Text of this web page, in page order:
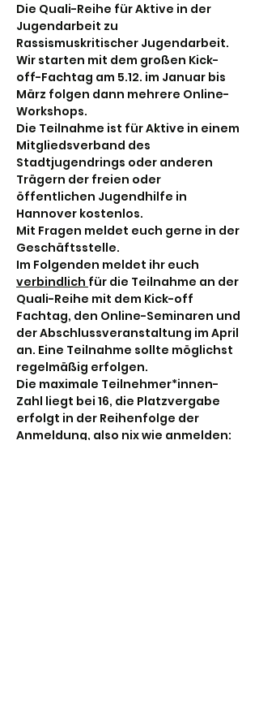
Die Quali-Reihe für Aktive in der
Jugendarbeit zu
Rassismuskritischer Jugendarbeit.
Wir starten mit dem großen Kick-
off-Fachtag am 5.12. im Januar bis
März folgen dann mehrere Online-
Workshops.
Die Teilnahme ist für Aktive in einem
Mitgliedsverband des
Stadtjugendrings oder anderen
Trägern der freien oder
öffentlichen Jugendhilfe in
Hannover kostenlos.
Mit Fragen meldet euch gerne in der
Geschäftsstelle.
Im Folgenden meldet ihr euch
verbindlich für die Teilnahme an der
Quali-Reihe mit dem Kick-off
Fachtag, den Online-Seminaren und
der Abschlussveranstaltung im April
an. Eine Teilnahme sollte möglichst
regelmäßig erfolgen.
Die maximale Teilnehmer*innen-
Zahl liegt bei 16, die Platzvergabe
erfolgt in der Reihenfolge der
Anmeldung, also nix wie anmelden: